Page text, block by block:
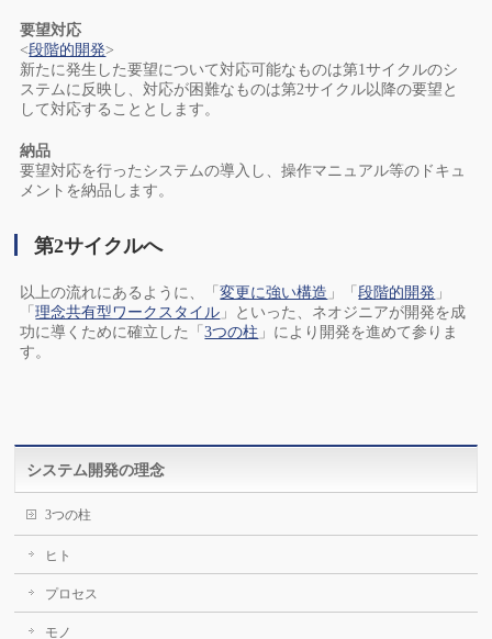
要望対応
<段階的開発>
新たに発生した要望について対応可能なものは第1サイクルのシ
ステムに反映し、対応が困難なものは第2サイクル以降の要望と
して対応することとします。
納品
要望対応を行ったシステムの導入し、操作マニュアル等のドキュ
メントを納品します。
第2サイクルへ
以上の流れにあるように、「変更に強い構造 」「段階的開発 」
「理念共有型ワークスタイル 」といった、ネオジニアが開発を成
功に導くために確立した「3つの柱 」により開発を進めて参りま
す。
システム開発の理念
3つの柱
ヒト
プロセス
モノ